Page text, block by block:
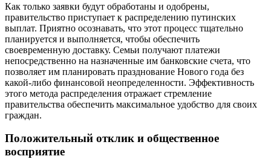
Как только заявки будут обработаны и одобрены,
правительство приступает к распределению путинских
выплат. Приятно осознавать, что этот процесс тщательно
планируется и выполняется, чтобы обеспечить
своевременную доставку. Семьи получают платежи
непосредственно на назначенные им банковские счета, что
позволяет им планировать празднование Нового года без
какой-либо финансовой неопределенности. Эффективность
этого метода распределения отражает стремление
правительства обеспечить максимальное удобство для своих
граждан.
Положительный отклик и общественное
восприятие